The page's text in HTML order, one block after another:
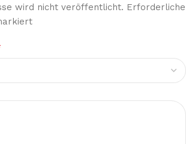
wird nicht veröffentlicht. Erforderliche